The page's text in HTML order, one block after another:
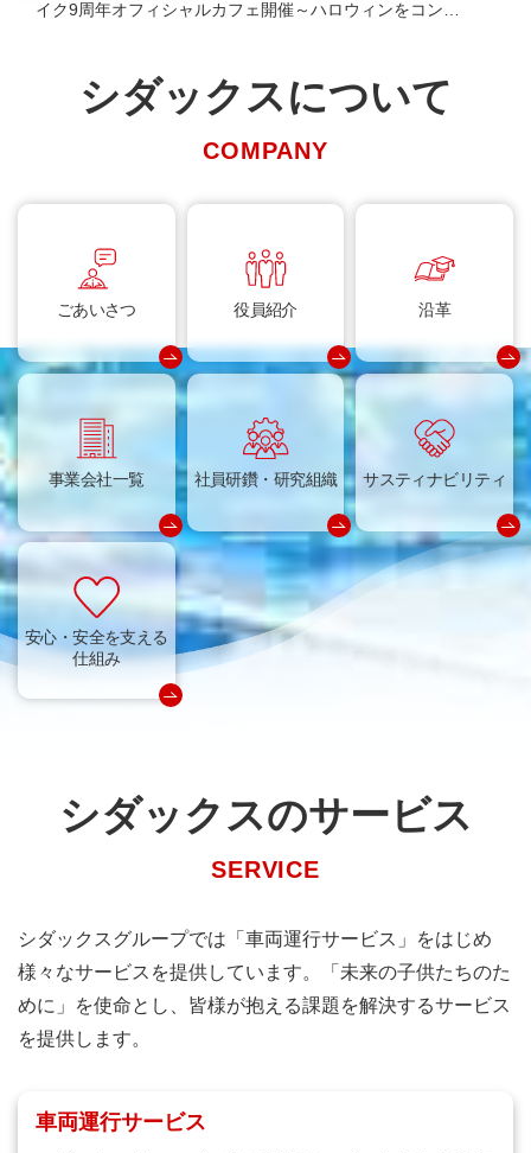
イク9周年オフィシャルカフェ開催～ハロウィンをコンセ
シダックスについて
COMPANY
ごあいさつ 役員紹介 沿革
事業会社一覧 社員研鑽・研究組織 サスティナビリティ
安心・安全を支える
仕組み
シダックスのサービス
SERVICE
シダックスグループでは「車両運行サービス」をはじめ
様々なサービスを提供しています。
「未来の子供たちのた
めに」を使命とし、皆様が抱える課題を解決するサービス
を提供します。
車両運行サービス